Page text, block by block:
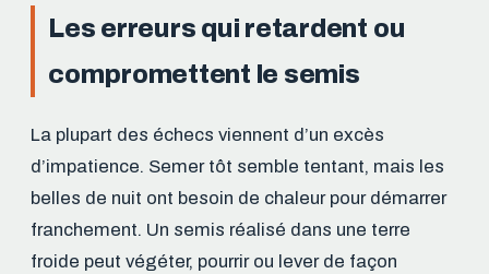
Les erreurs qui retardent ou
compromettent le semis
La plupart des échecs viennent d’un excès
d’impatience. Semer tôt semble tentant, mais les
belles de nuit ont besoin de chaleur pour démarrer
franchement. Un semis réalisé dans une terre
froide peut végéter, pourrir ou lever de façon